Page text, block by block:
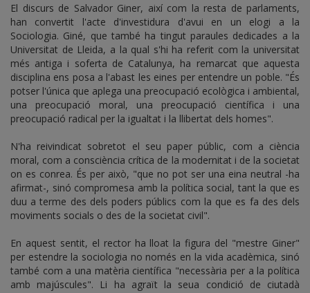
El discurs de Salvador Giner, així com la resta de parlaments,
han convertit l'acte d'investidura d'avui en un elogi a la
Sociologia. Giné, que també ha tingut paraules dedicades a la
Universitat de Lleida, a la qual s'hi ha referit com la universitat
més antiga i soferta de Catalunya, ha remarcat que aquesta
disciplina ens posa a l'abast les eines per entendre un poble. "És
potser l'única que aplega una preocupació ecològica i ambiental,
una preocupació moral, una preocupació científica i una
preocupació radical per la igualtat i la llibertat dels homes".
N'ha reivindicat sobretot el seu paper públic, com a ciència
moral, com a consciència crítica de la modernitat i de la societat
on es conrea. És per això, "que no pot ser una eina neutral -ha
afirmat-, sinó compromesa amb la política social, tant la que es
duu a terme des dels poders públics com la que es fa des dels
moviments socials o des de la societat civil".
En aquest sentit, el rector ha lloat la figura del "mestre Giner"
per estendre la sociologia no només en la vida acadèmica, sinó
també com a una matèria científica "necessària per a la política
amb majúscules". Li ha agraït la seua condició de ciutadà